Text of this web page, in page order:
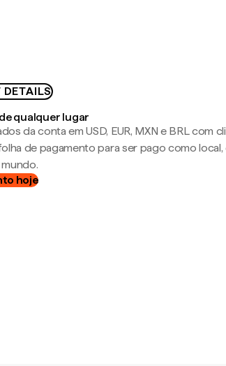
DETAILS
qualquer lugar
da conta em USD, EUR, MXN e BRL com
de pagamento para ser pago como local,
hoje